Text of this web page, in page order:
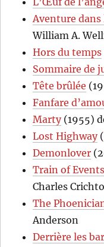
Aventure
William A.
Hors du temps
Sommaire de
Tête brûlée
Fanfare
Marty(1955)
Lost Highway
Demonlover
Train of Events
Charles
The
Anderson
Derrière les